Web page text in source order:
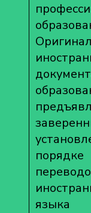
Оригинал
порядке
языка